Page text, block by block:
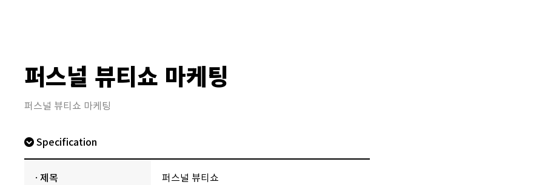
퍼스널 뷰티쇼 마케팅
퍼스널 뷰티쇼 마케팅
Specification
· 제목 퍼스널 뷰티쇼